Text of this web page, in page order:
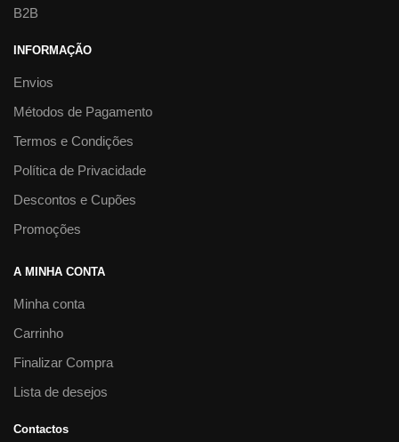
B2B
INFORMAÇÃO
Envios
Métodos de Pagamento
Termos e Condições
Política de Privacidade
Descontos e Cupões
Promoções
A MINHA CONTA
Minha conta
Carrinho
Finalizar Compra
Lista de desejos
Contactos